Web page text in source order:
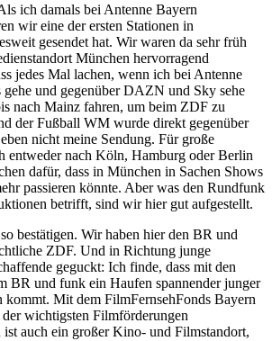
ich damals bei Antenne Bayern
wir eine der ersten Stationen in
gesendet hat. Wir waren da sehr früh
München hervorragend
jedes Mal lachen, wenn ich bei Antenne
gehe und gegenüber DAZN und Sky sehe
nach Mainz fahren, um beim ZDF zu
der Fußball WM wurde direkt gegenüber
nicht meine Sendung. Für große
entweder nach Köln, Hamburg oder Berlin
dafür, dass in München in Sachen Shows
passieren könnte. Aber was den Rundfunk
betrifft, sind wir hier gut aufgestellt.
bestätigen. Wir haben hier den BR und
ZDF. Und in Richtung junge
geguckt: Ich finde, dass mit den
BR und funk ein Haufen spannender junger
kommt. Mit dem FilmFernsehFonds Bayern
der wichtigsten Filmförderungen
ist auch ein großer Kino- und Filmstandort,